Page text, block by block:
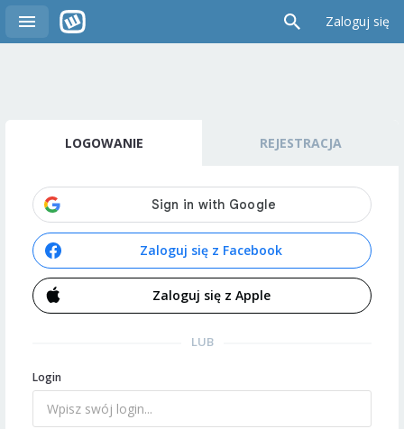
Zaloguj się
LOGOWANIE REJESTRACJA
Zaloguj się z Facebook
Zaloguj się z Apple
LUB
Login